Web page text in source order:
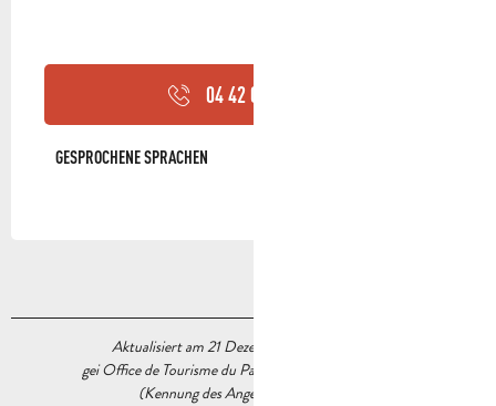
04 42 04 25
GESPROCHENE SPRACHEN
GESPROCHENE SPRACHEN
Aktualisiert am 21 Dezember 2022 Um 12:19
gei Office de Tourisme du Pays d’Aubagne et de l’Étoile
(Kennung des Angebots :